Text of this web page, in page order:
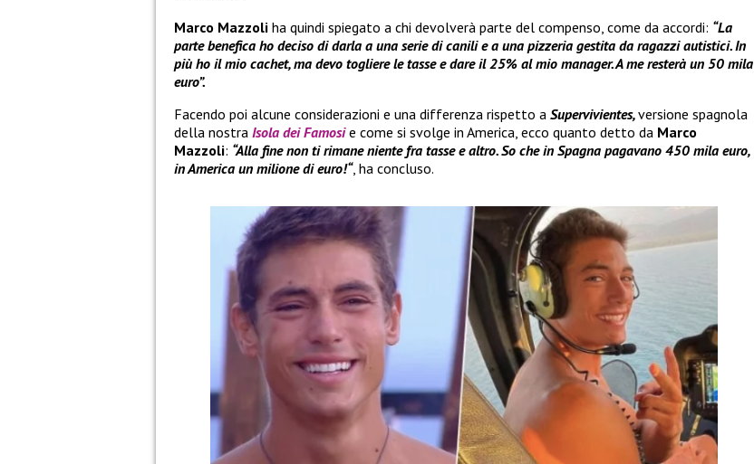
Marco Mazzoli ha quindi spiegato a chi devolverà parte del compenso, come da accordi: “La
parte benefica ho deciso di darla a una serie di canili e a una pizzeria gestita da ragazzi autistici. In
più ho il mio cachet, ma devo togliere le tasse e dare il 25% al mio manager. A me resterà un 50 mila
euro”.
Facendo poi alcune considerazioni e una differenza rispetto a Supervivientes,versione spagnola
della nostra Isola dei Famosie come si svolge in America, ecco quanto detto da Marco
Mazzoli: “Alla fine non ti rimane niente fra tasse e altro. So che in Spagna pagavano 450 mila euro,
in America un milione di euro!“, ha concluso.